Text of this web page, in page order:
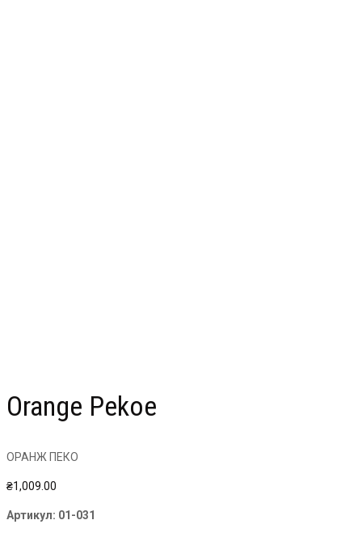
Orange Pekoe
ОРАНЖ ПЕКО
₴1,009.00
Артикул: 01-031